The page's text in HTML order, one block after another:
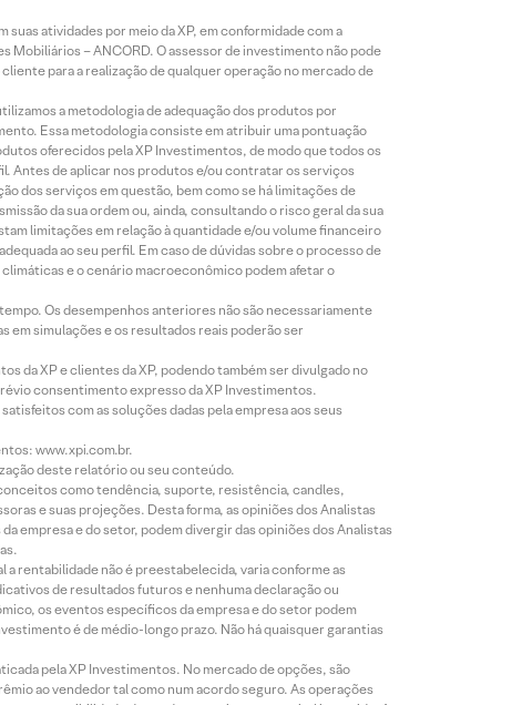
atividades por meio da XP, em conformidade com a
Mobiliários – ANCORD. O assessor de investimento não pode
para a realização de qualquer operação no mercado de
a metodologia de adequação dos produtos por
Essa metodologia consiste em atribuir uma pontuação
oferecidos pela XP Investimentos, de modo que todos os
Antes de aplicar nos produtos e/ou contratar os serviços
dos serviços em questão, bem como se há limitações de
da sua ordem ou, ainda, consultando o risco geral da sua
limitações em relação à quantidade e/ou volume financeiro
ao seu perfil. Em caso de dúvidas sobre o processo de
e o cenário macroeconômico podem afetar o
Os desempenhos anteriores não são necessariamente
em simulações e os resultados reais poderão ser
da XP e clientes da XP, podendo também ser divulgado no
consentimento expresso da XP Investimentos.
com as soluções dadas pela empresa aos seus
www.xpi.com.br.
deste relatório ou seu conteúdo.
como tendência, suporte, resistência, candles,
e suas projeções. Desta forma, as opiniões dos Analistas
empresa e do setor, podem divergir das opiniões dos Analistas
a rentabilidade não é preestabelecida, varia conforme as
de resultados futuros e nenhuma declaração ou
os eventos específicos da empresa e do setor podem
é de médio-longo prazo. Não há quaisquer garantias
pela XP Investimentos. No mercado de opções, são
ao vendedor tal como num acordo seguro. As operações